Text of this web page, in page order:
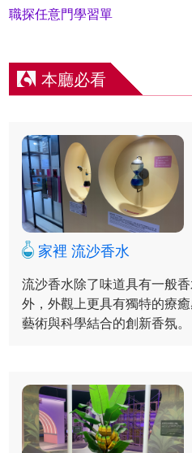
職探任意門學習單
本廳必看
家裡 流沙香水
流沙香水除了味道具有一般
外，外觀上更具有獨特的療
藝術與科學結合的創新香氛。